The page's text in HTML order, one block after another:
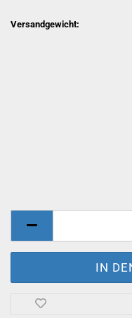
Versandgewicht: